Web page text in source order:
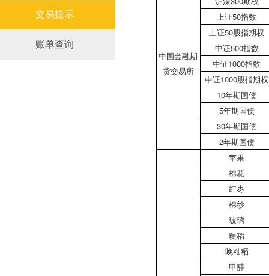
交易提示
账单查询
中国金融期
货交易所
上证50指数
上证50股指期权
中证500指数
中证1000指数
中证1000股指期权
10年期国债
5年期国债
30年期国债
2年期国债
苹果
棉花
红枣
棉纱
玻璃
粳稻
晚籼稻
甲醇